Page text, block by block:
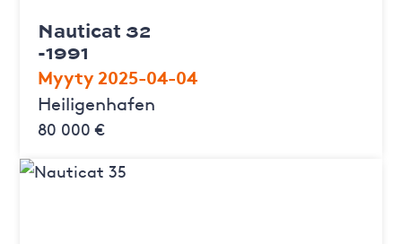
Nauticat 32
-1991
Myyty 2025-04-04
Heiligenhafen
80 000 €